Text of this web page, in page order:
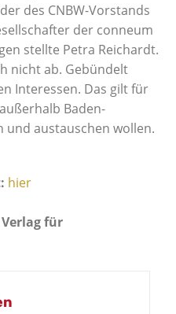
des CNBW-Vorstands
der conneum
stellte Petra Reichardt.
nicht ab. Gebündelt
Interessen. Das gilt für
Baden-
austauschen wollen.
hier
für